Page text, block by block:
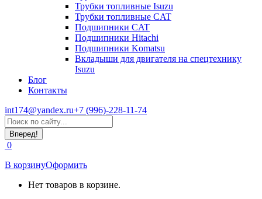
Трубки топливные Isuzu
Трубки топливные CAT
Подшипники CAT
Подшипники Hitachi
Подшипники Komatsu
Вкладыши для двигателя на спецтехнику
Isuzu
Блог
Контакты
int174@yandex.ru+7 (996)-228-11-74
Страница
WhatsApp
открывается
в
новом
окне
Поиск:
0
В корзинуОформить
Нет товаров в корзине.